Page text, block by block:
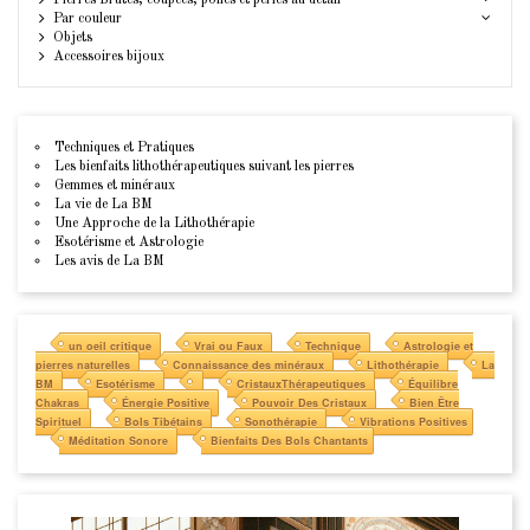
Par couleur
Objets
Accessoires bijoux
Techniques et Pratiques
Les bienfaits lithothérapeutiques suivant les pierres
Gemmes et minéraux
La vie de La BM
Une Approche de la Lithothérapie
Esotérisme et Astrologie
Les avis de La BM
un oeil critique Vrai ou Faux Technique
Astrologie et
pierres naturelles
Connaissance des minéraux Lithothérapie
La
BM
Esotérisme CristauxThérapeutiques
Équilibre
Chakras
Énergie Positive Pouvoir Des Cristaux
Bien Être
Spirituel
Bols Tibétains Sonothérapie
Vibrations Positives
Méditation Sonore
Bienfaits Des Bols Chantants